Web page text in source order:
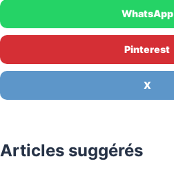
WhatsApp
Pinterest
X
Articles suggérés